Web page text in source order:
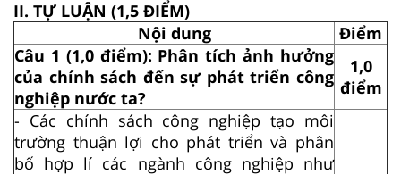
II. TỰ LUẬN (1,5 ĐIỂM)
Nội dung
Điểm
Câu 1 (1,0 điểm): Phân tích ảnh hưởng
của chính sách đến sự phát triển công
nghiệp nước ta?
1,0
điểm
- Các chính sách công nghiệp tạo môi
trường thuận lợi cho phát triển và phân
bố hợp lí các ngành công nghiệp như